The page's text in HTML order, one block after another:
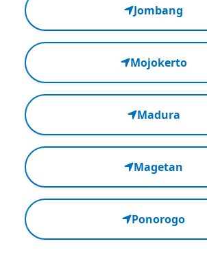
Jombang
Mojokerto
Madura
Magetan
Ponorogo